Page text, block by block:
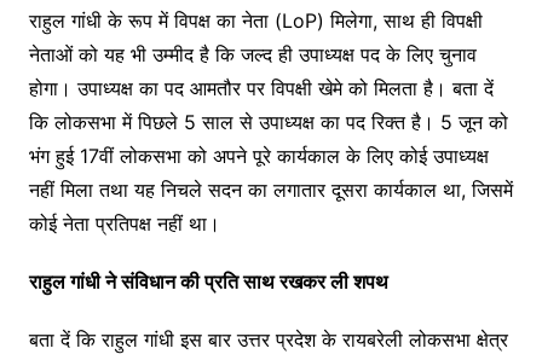
राहुल गांधी के रूप में विपक्ष का नेता (LoP) मिलेगा, साथ ही विपक्षी
नेताओं को यह भी उम्मीद है कि जल्द ही उपाध्यक्ष पद के लिए चुनाव
होगा। उपाध्यक्ष का पद आमतौर पर विपक्षी खेमे को मिलता है। बता दें
कि लोकसभा में पिछले 5 साल से उपाध्यक्ष का पद रिक्त है। 5 जून को
भंग हुई 17वीं लोकसभा को अपने पूरे कार्यकाल के लिए कोई उपाध्यक्ष
नहीं मिला तथा यह निचले सदन का लगातार दूसरा कार्यकाल था, जिसमें
कोई नेता प्रतिपक्ष नहीं था।
राहुल गांधी ने संविधान की प्रति साथ रखकर ली शपथ
बता दें कि राहुल गांधी इस बार उत्तर प्रदेश के रायबरेली लोकसभा क्षेत्र